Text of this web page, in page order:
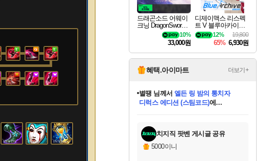
드래곤소드 어웨이
크닝 DragonSword A
10%
33,000원
디제이맥스 리스펙
트 V 블루아카이브
팩 DJMAX RESPE
CT V Blue Archive P
ack DLC
19,800
12%
65% 6,930원
혜택.아이마트 더보기+
교환.
별땡 님께서 엘든 링 밤의 통치자
디럭스 에디션 (스팀코드)에
당첨되셨습니다.
당첨되셨습니다.
당첨되셨습니다.
당첨되셨습니다.
당첨되셨습니다.
당첨되셨습니다.
에디션 (스팀코드)를 교환.
당첨되셨습니다.
치지직 팟벤 게시글 공유
5000이니